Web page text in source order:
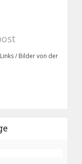
/ Bilder von der